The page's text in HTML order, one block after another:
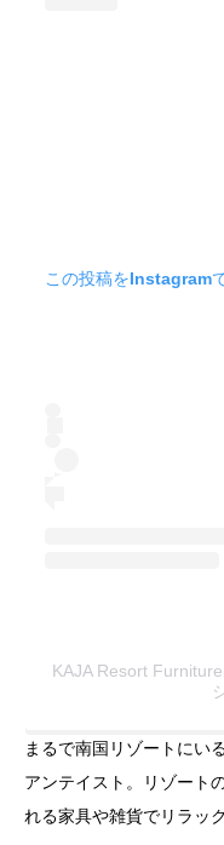
この投稿をInstagram
KAJA Resort
まるで南国リゾートにい
アンテイスト。リゾート
れる家具や雑貨でリラッ